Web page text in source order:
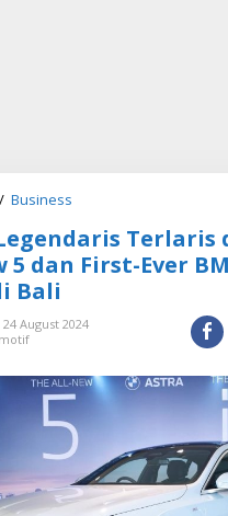
/ Business
d
e
n
d
r
i
s
T
Terlaris
5 dan First-Ever
Bali
24 August 2024